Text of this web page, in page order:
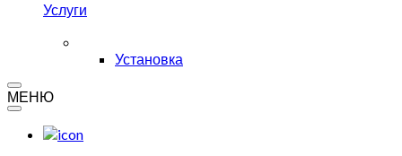
Услуги
Установка
МЕНЮ